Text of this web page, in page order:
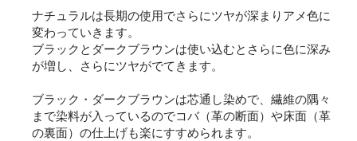
ナチュラルは長期の使用でさらにツヤが深まりアメ色に
変わっていきます。
ブラックとダークブラウンは使い込むとさらに色に深み
が増し、さらにツヤがでてきます。
ブラック・ダークブラウンは芯通し染めで、繊維の隅々
まで染料が入っているのでコバ（革の断面）や床面（革
の裏面）の仕上げも楽にすすめられます。